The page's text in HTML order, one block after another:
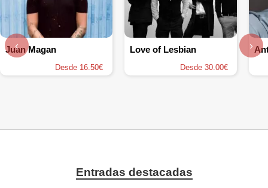
Juan Magan
Desde 16.50€
Love of Lesbian
Desde 30.00€
‹ ›
Entradas destacadas